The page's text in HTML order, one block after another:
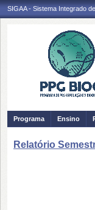
SIGAA - Sistema Integrado
Programa Ensino
Relatório